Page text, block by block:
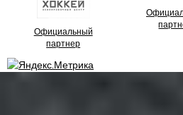
Официальный
партнер